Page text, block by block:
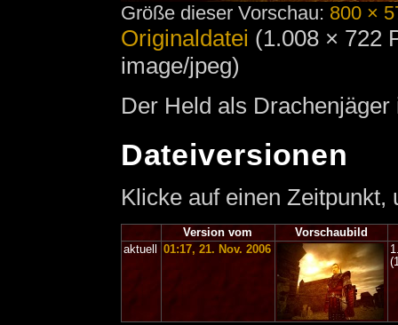
Größe dieser Vorschau: 800 ×
Originaldatei (1.008 × 722
image/jpeg)
Der Held als
Dateiversionen
Klicke auf einen
Version vom
Vorschaubild
aktuell
01:17, 21. Nov. 2006